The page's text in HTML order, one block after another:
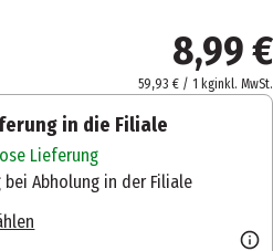
8,99 €
59,93 € / 1 kginkl. MwSt.
in die Filiale
Lieferung
bei Abholung in der Filiale